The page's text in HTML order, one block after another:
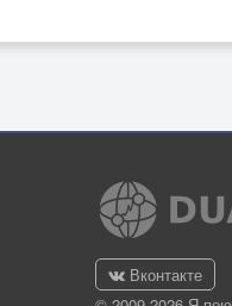
Вконтакте